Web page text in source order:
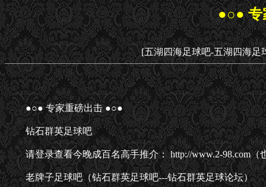
●○● 专
[五湖四海足球吧-五湖四海足
●○● 专家重磅出击 ●○●
钻石群英足球吧
请登录查看今晚成百名高手推介： http://www.2-98.com
老牌子足球吧（钻石群英足球吧---钻石群英足球论坛）